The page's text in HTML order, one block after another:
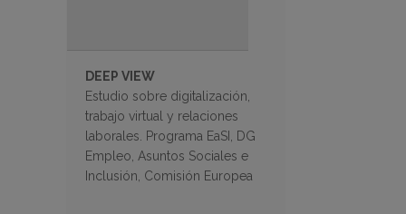
DEEP VIEW
Estudio sobre digitalización,
trabajo virtual y relaciones
laborales. Programa EaSI, DG
Empleo, Asuntos Sociales e
Inclusión, Comisión Europea